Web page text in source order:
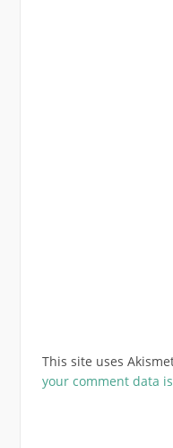
This site uses
your comment data